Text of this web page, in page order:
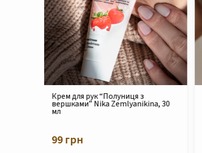
Крем реконструюючий живильний
для обличчя Nika Zemlyanikina, 30
мл
820 грн